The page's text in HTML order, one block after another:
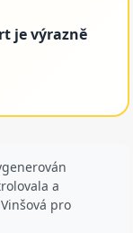
je výrazně
a
pro